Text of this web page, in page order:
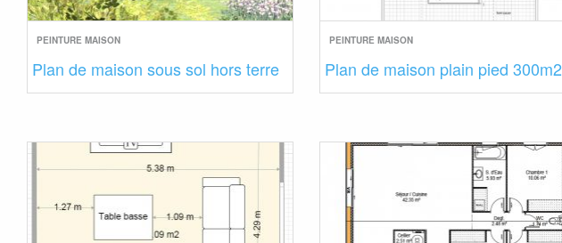
PEINTURE MAISON
Plan de maison sous sol hors terre
PEINTURE MAISON
Plan de maison plain pied 300m2